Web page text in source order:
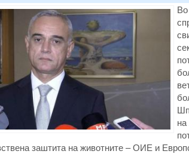
заштита на животните – ОИЕ и